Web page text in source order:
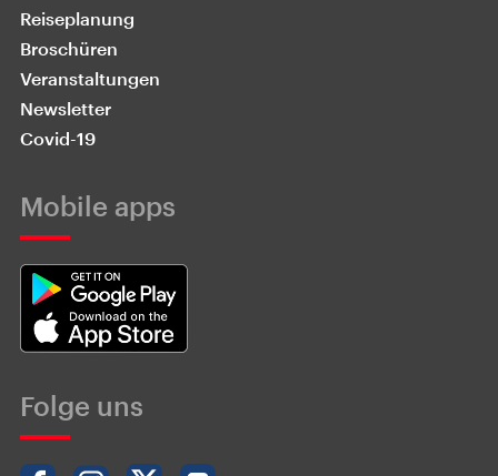
Reiseplanung
Broschüren
Veranstaltungen
Newsletter
Covid-19
Mobile apps
Folge uns